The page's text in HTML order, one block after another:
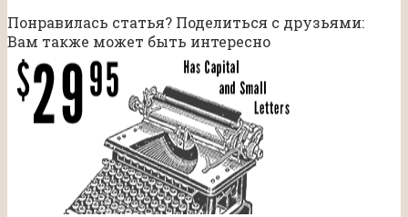
Понравилась статья? Поделиться с друзьями:
Вам также может быть интересно